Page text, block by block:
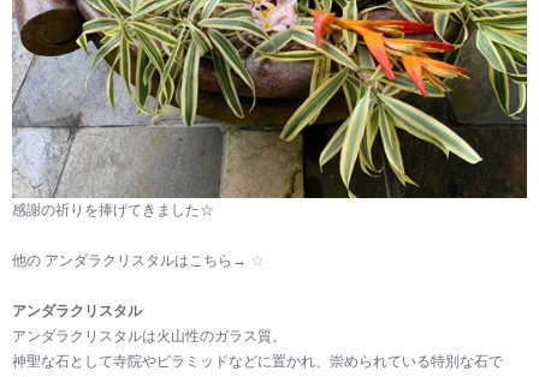
感謝の祈りを捧げてきました☆
他の アンダラクリスタルはこちら→ ☆
アンダラクリスタル
アンダラクリスタルは火山性のガラス質。
神聖な石として寺院やピラミッドなどに置かれ、崇められている特別な石で